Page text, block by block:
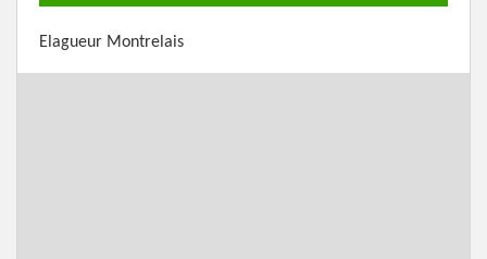
Elagueur Montrelais